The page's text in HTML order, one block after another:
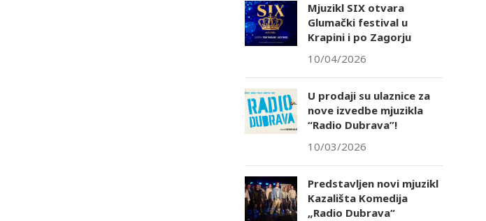
Mjuzikl SIX otvara
Glumački festival u
Krapini i po Zagorju
10/04/2026
U prodaji su ulaznice za
nove izvedbe mjuzikla
“Radio Dubrava”!
10/03/2026
Predstavljen novi mjuzikl
Kazališta Komedija
„Radio Dubrava“